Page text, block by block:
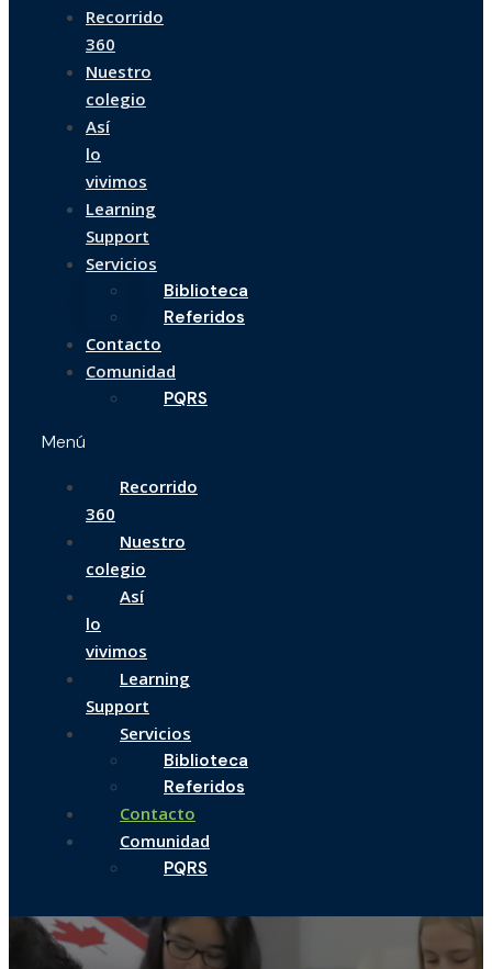
Recorrido
360
Nuestro
colegio
Así
lo
vivimos
Learning
Support
Servicios
Biblioteca
Referidos
Contacto
Comunidad
PQRS
Menú
Recorrido
360
Nuestro
colegio
Así
lo
vivimos
Learning
Support
Servicios
Biblioteca
Referidos
Contacto
Comunidad
PQRS